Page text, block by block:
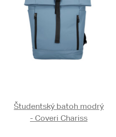
Študentský batoh modrý
- Coveri Chariss